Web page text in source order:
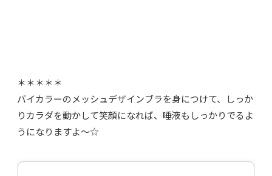
＊＊＊＊＊
バイカラーのメッシュデザインブラを身につけて、しっか
りカラダを動かして笑顔になれば、唾液もしっかりでるよ
うになりますよ〜☆